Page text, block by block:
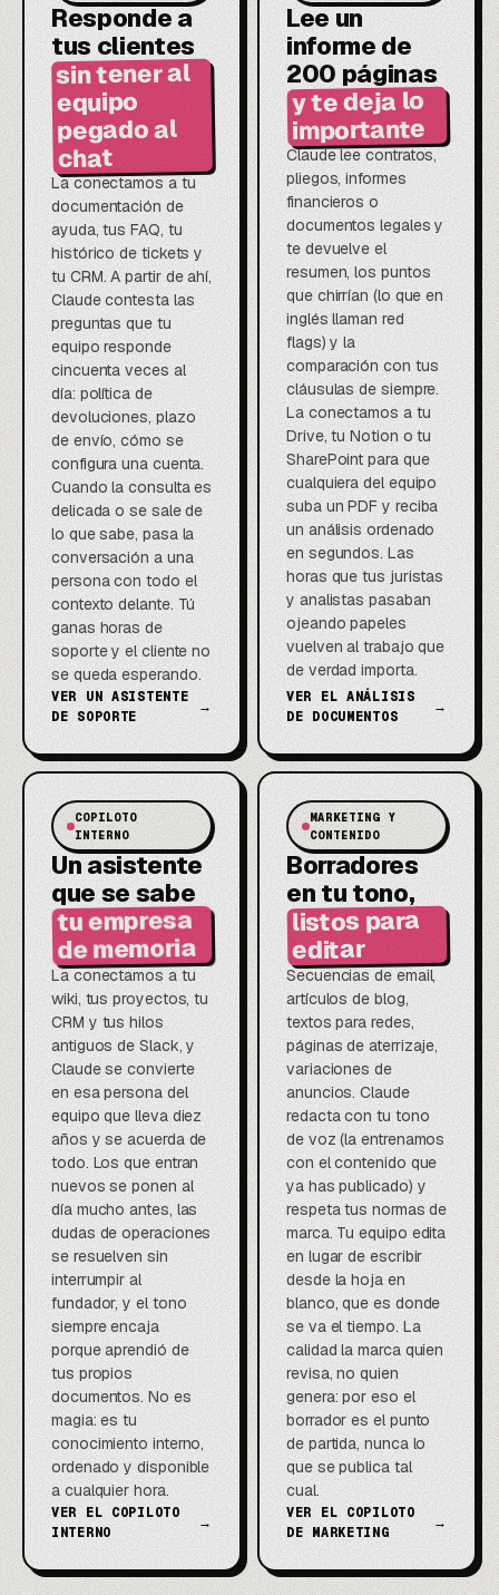
Responde a
tus clientes
sin tener al
equipo
pegado al
chat
La conectamos a tu
documentación de
ayuda, tus FAQ, tu
histórico de tickets y
tu CRM. A partir de ahí,
Claude contesta las
preguntas que tu
equipo responde
cincuenta veces al
día: política de
devoluciones, plazo
de envío, cómo se
configura una cuenta.
Cuando la consulta es
delicada o se sale de
lo que sabe, pasa la
conversación a una
persona con todo el
contexto delante. Tú
ganas horas de
soporte y el cliente no
se queda esperando.
VER UN ASISTENTE
DE SOPORTE
→
Lee un
informe de
200 páginas
y te deja lo
importante
Claude lee contratos,
pliegos, informes
financieros o
documentos legales y
te devuelve el
resumen, los puntos
que chirrían (lo que en
inglés llaman red
flags) y la
comparación con tus
cláusulas de siempre.
La conectamos a tu
Drive, tu Notion o tu
SharePoint para que
cualquiera del equipo
suba un PDF y reciba
un análisis ordenado
en segundos. Las
horas que tus juristas
y analistas pasaban
ojeando papeles
vuelven al trabajo que
de verdad importa.
VER EL ANÁLISIS
DE DOCUMENTOS
→
COPILOTO
INTERNO
Un asistente
que se sabe
tu empresa
de memoria
La conectamos a tu
wiki, tus proyectos, tu
CRM y tus hilos
antiguos de Slack, y
Claude se convierte
en esa persona del
equipo que lleva diez
años y se acuerda de
todo. Los que entran
nuevos se ponen al
día mucho antes, las
dudas de operaciones
se resuelven sin
interrumpir al
fundador, y el tono
siempre encaja
porque aprendió de
tus propios
documentos. No es
magia: es tu
conocimiento interno,
ordenado y disponible
a cualquier hora.
VER EL COPILOTO
INTERNO
→
MARKETING Y
CONTENIDO
Borradores
en tu tono,
listos para
editar
Secuencias de email,
artículos de blog,
textos para redes,
páginas de aterrizaje,
variaciones de
anuncios. Claude
redacta con tu tono
de voz (la entrenamos
con el contenido que
ya has publicado) y
respeta tus normas de
marca. Tu equipo edita
en lugar de escribir
desde la hoja en
blanco, que es donde
se va el tiempo. La
calidad la marca quien
revisa, no quien
genera: por eso el
borrador es el punto
de partida, nunca lo
que se publica tal
cual.
VER EL COPILOTO
DE MARKETING
→